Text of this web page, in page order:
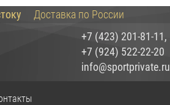
Доставка по России
+7 (423) 201-81-11,
+7 (924) 522-22-20
info@sportprivate.ru